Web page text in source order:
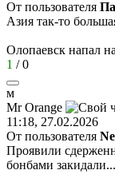
От пользователя
Азия так-то
Олопаевск напал
1 /0
м
Мr Orange
11:18, 27.02.2026
От пользователя
Проявили
бонбами